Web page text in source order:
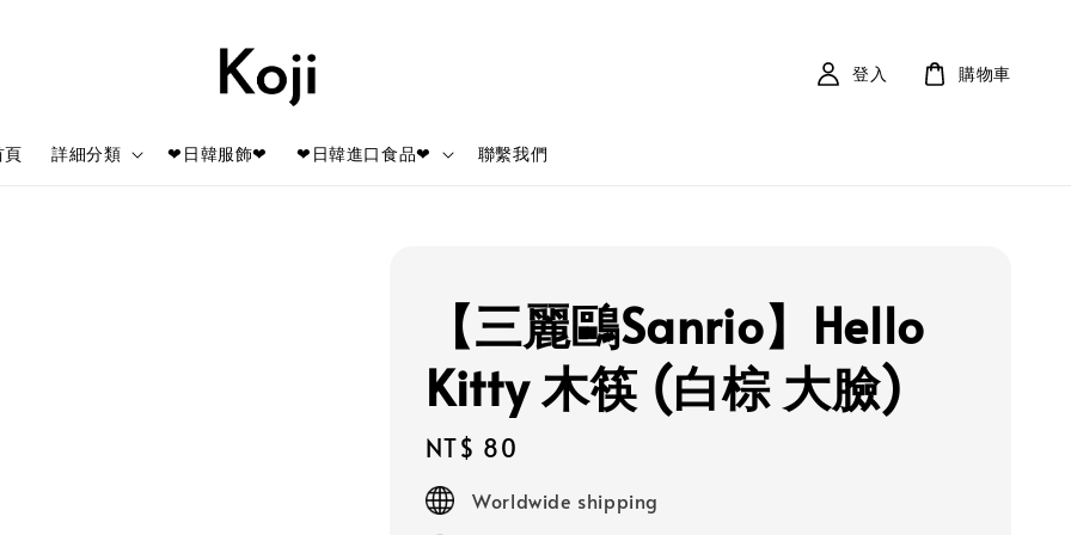
頁 詳細分類 ❤日韓服飾❤ ❤日韓進口食品❤ 聯繫我們
登入 購物車
【三麗鷗Sanrio】Hello
Kitty 木筷 (白棕 大臉)
Regular
price
NT$ 80
Worldwide shipping